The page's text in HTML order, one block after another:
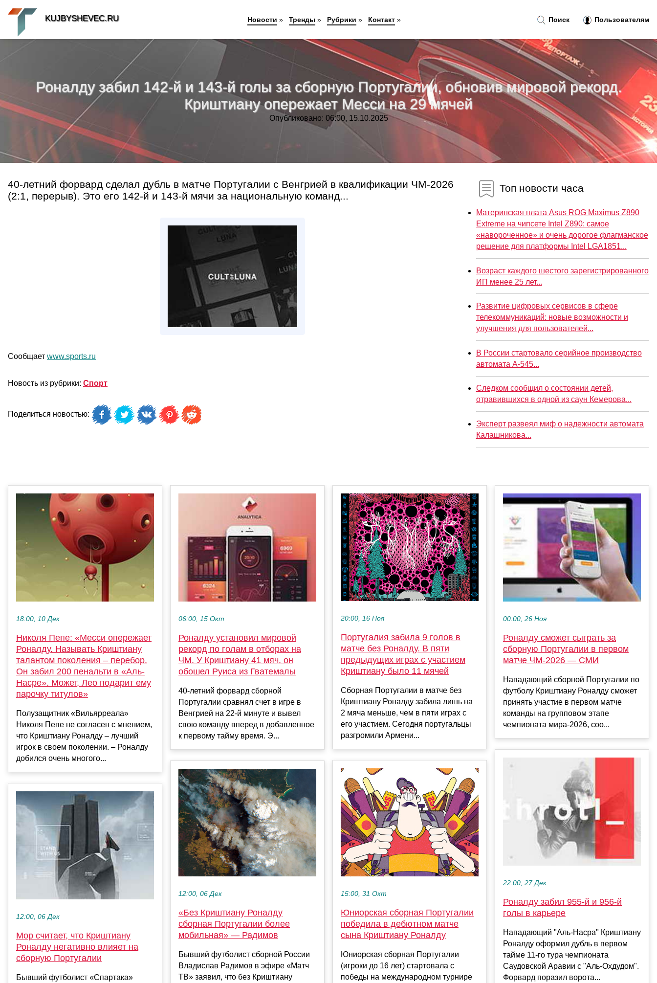
Роналду забил 142-й и 143-й голы за сборную Португалии, обновив мировой рекорд.
Криштиану опережает Месси на 29 мячей
Опубликовано: 06:00, 15.10.2025
40-летний форвард сделал дубль в матче Португалии с Венгрией в квалификации ЧМ-2026
(2:1, перерыв). Это его 142-й и 143-й мячи за национальную команд...
Сообщает www.sports.ru
Новость из рубрики: Спорт
Поделиться новостью:
Топ новости часа
Материнская плата Asus ROG Maximus Z890
Extreme на чипсете Intel Z890: самое
«навороченное» и очень дорогое флагманское
решение для платформы Intel LGA1851...
Возраст каждого шестого зарегистрированного
ИП менее 25 лет...
Развитие цифровых сервисов в сфере
телекоммуникаций: новые возможности и
улучшения для пользователей...
В России стартовало серийное производство
автомата А-545...
Следком сообщил о состоянии детей,
отравившихся в одной из саун Кемерова...
Эксперт развеял миф о надежности автомата
Калашникова...
18:00, 10 Дек
Николя Пепе: «Месси опережает
Роналду. Называть Криштиану
талантом поколения – перебор.
Он забил 200 пенальти в «Аль-
Насре». Может, Лео подарит ему
парочку титулов»
Полузащитник «Вильярреала»
Николя Пепе не согласен с мнением,
что Криштиану Роналду – лучший
игрок в своем поколении. – Роналду
добился очень многого...
12:00, 06 Дек
Мор считает, что Криштиану
Роналду негативно влияет на
сборную Португалии
Бывший футболист «Спартака»
06:00, 15 Окт
Роналду установил мировой
рекорд по голам в отборах на
ЧМ. У Криштиану 41 мяч, он
обошел Руиса из Гватемалы
40-летний форвард сборной
Португалии сравнял счет в игре в
Венгрией на 22-й минуте и вывел
свою команду вперед в добавленное
к первому тайму время. Э...
12:00, 06 Дек
«Без Криштиану Роналду
сборная Португалии более
мобильная» — Радимов
Бывший футболист сборной России
Владислав Радимов в эфире «Матч
ТВ» заявил, что без Криштиану
20:00, 16 Ноя
Португалия забила 9 голов в
матче без Роналду. В пяти
предыдущих играх с участием
Криштиану было 11 мячей
Сборная Португалии в матче без
Криштиану Роналду забила лишь на
2 мяча меньше, чем в пяти играх с
его участием. Сегодня португальцы
разгромили Армени...
15:00, 31 Окт
Юниорская сборная Португалии
победила в дебютном матче
сына Криштиану Роналду
Юниорская сборная Португалии
(игроки до 16 лет) стартовала с
победы на международном турнире
00:00, 26 Ноя
Роналду сможет сыграть за
сборную Португалии в первом
матче ЧМ‑2026 — СМИ
Нападающий сборной Португалии по
футболу Криштиану Роналду сможет
принять участие в первом матче
команды на групповом этапе
чемпионата мира‑2026, соо...
22:00, 27 Дек
Роналду забил 955-й и 956-й
голы в карьере
Нападающий "Аль-Насра" Криштиану
Роналду оформил дубль в первом
тайме 11-го тура чемпионата
Саудовской Аравии с "Аль-Охдудом".
Форвард поразил ворота...
Поиск Пользователям
KUJBYSHEVEC.RU Новости » Тренды » Рубрики » Контакт»